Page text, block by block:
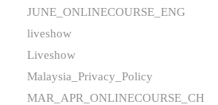
JUNE_ONLINECOURSE_ENG
liveshow
Liveshow
Malaysia_Privacy_Policy
MAR_APR_ONLINECOURSE_CH